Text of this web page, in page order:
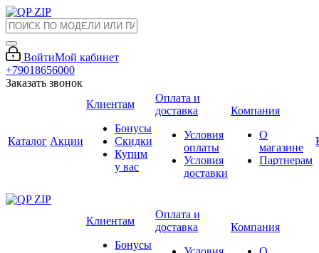
ВойтиМой кабинет
+79018656000
Заказать звонок
Каталог Акции
Клиентам
Бонусы
Скидки
Купим
у вас
Оплата и
доставка
Условия
оплаты
Условия
доставки
Компания
О
магазине
Партнерам
Клиентам
Бонусы
Оплата и
доставка
Компания